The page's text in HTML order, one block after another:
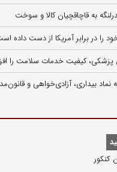
به قاچاقچیان کالا و سوخت
را در برابر آمریکا از دست داده
کیفیت خدمات سلامت را
نماد بیداری، آزادی‌خواهی و
كنكور